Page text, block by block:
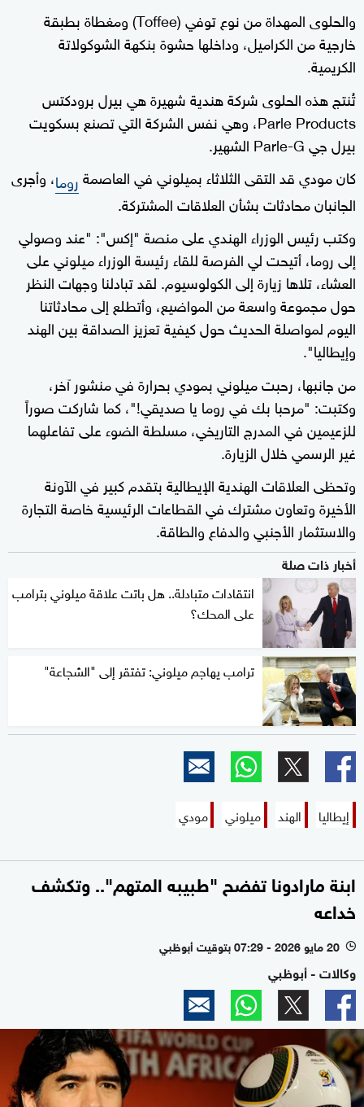
والحلوى المهداة من نوع توفي (Toffee) ومغطاة بطبقة
خارجية من الكراميل، وداخلها حشوة بنكهة الشوكولاتة
الكريمية.
تُنتج هذه الحلوى شركة هندية شهيرة هي بيرل برودكتس
Parle Products، وهي نفس الشركة التي تصنع بسكويت
بيرل جي Parle-G الشهير.
كان مودي قد التقى الثلاثاء بميلوني في العاصمةروما، وأجرى
الجانبان محادثات بشأن العلاقات المشتركة.
وكتب رئيس الوزراء الهندي على منصة "إكس": "عند وصولي
إلى روما، أتيحت لي الفرصة للقاء رئيسة الوزراء ميلوني على
العشاء، تلاها زيارة إلى الكولوسيوم. لقد تبادلنا وجهات النظر
حول مجموعة واسعة من المواضيع، وأتطلع إلى محادثاتنا
اليوم لمواصلة الحديث حول كيفية تعزيز الصداقة بين الهند
وإيطاليا".
من جانبها، رحبت ميلوني بمودي بحرارة في منشور آخر،
وكتبت: "مرحبا بك في روما يا صديقي!"، كما شاركت صوراً
للزعيمين في المدرج التاريخي، مسلطة الضوء على تفاعلهما
غير الرسمي خلال الزيارة.
وتحظى العلاقات الهندية الإيطالية بتقدم كبير في الآونة
الأخيرة وتعاون مشترك في القطاعات الرئيسية خاصة التجارة
والاستثمار الأجنبي والدفاع والطاقة.
أخبار ذات صلة
انتقادات متبادلة.. هل باتت علاقة ميلوني بترامب
على المحك؟
ترامب يهاجم ميلوني: تفتقر إلى "الشجاعة"
إيطاليا الهند ميلوني مودي
ابنة مارادونا تفضح "طبيبه المتهم".. وتكشف
خداعه
l 20 مايو 2026 - 07:29 بتوقيت أبوظبي
وكالات - أبوظبي